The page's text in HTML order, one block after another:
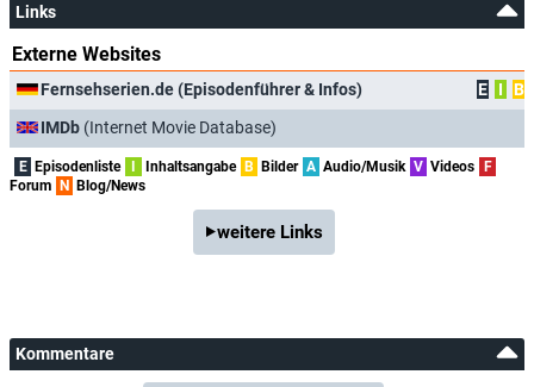
Links
Externe Websites
Fernsehserien.de (Episodenführer & Infos) E I
B
IMDb (Internet Movie Database)
E Episodenliste I Inhaltsangabe B Bilder A Audio/Musik V Videos F
Forum N Blog/News
weitere Links
Kommentare